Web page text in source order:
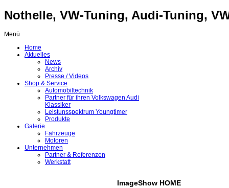
Nothelle, VW-Tuning, Audi-Tuning,
Menü
Home
Aktuelles
News
Archiv
Presse / Videos
Shop & Service
Automobiltechnik
Partner für ihren Volkswagen Audi
Klassiker
Leistunsspektrum Youngtimer
Produkte
Galerie
Fahrzeuge
Motoren
Unternehmen
Partner & Referenzen
Werkstatt
ImageShow HOME